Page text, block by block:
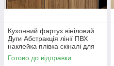
Кухонний фартух вініловий
Дуги Абстракція лінії ПВХ
наклейка плівка скіналі для
кухні сірий 600х2000 мм
Готово до відправки